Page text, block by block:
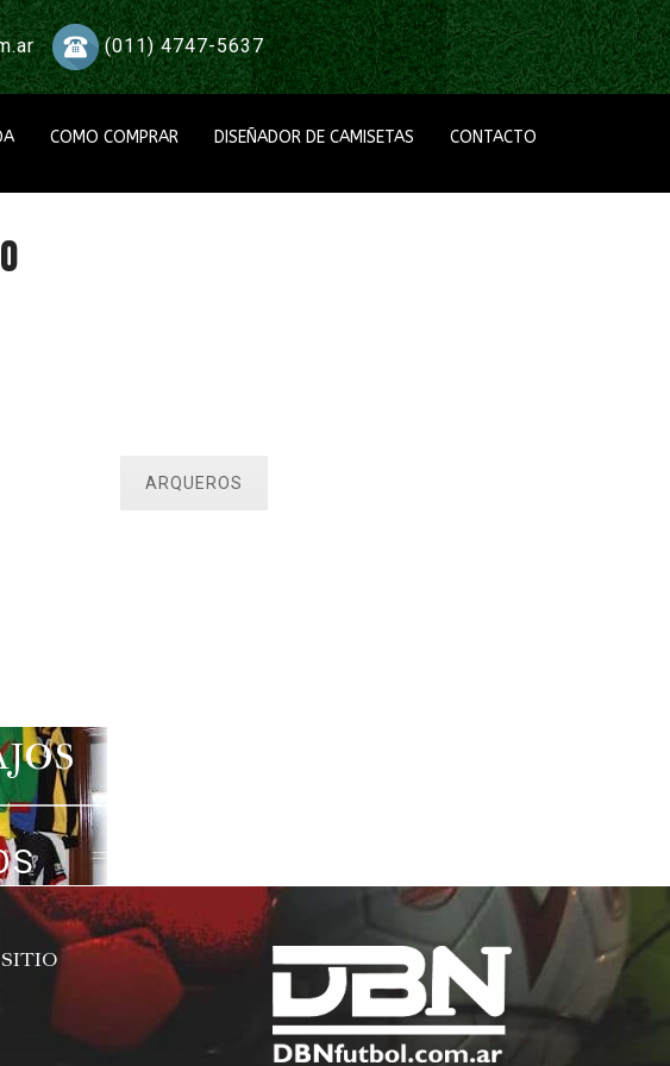
(011) 4747-5637
COMO COMPRAR DISEÑADOR DE CAMISETAS CONTACTO
ARQUEROS